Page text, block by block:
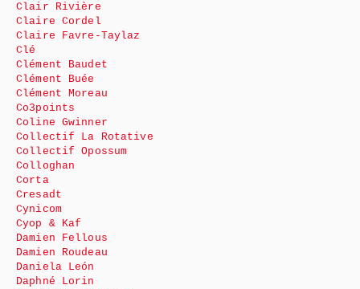
Clair Rivière
Claire Cordel
Claire Favre-Taylaz
Clé
Clément Baudet
Clément Buée
Clément Moreau
Co3points
Coline Gwinner
Collectif La Rotative
Collectif Opossum
Colloghan
Corta
Cresadt
Cynicom
Cyop & Kaf
Damien Fellous
Damien Roudeau
Daniela León
Daphné Lorin